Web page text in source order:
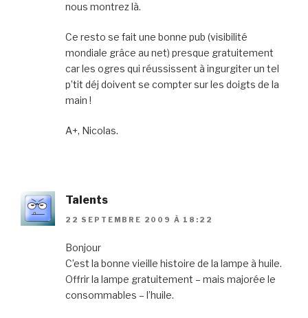
nous montrez là.
Ce resto se fait une bonne pub (visibilité
mondiale grâce au net) presque gratuitement
car les ogres qui réussissent à ingurgiter un tel
p’tit déj doivent se compter sur les doigts de la
main !
A+, Nicolas.
Talents
22 SEPTEMBRE 2009 À 18:22
Bonjour
C’est la bonne vieille histoire de la lampe à huile.
Offrir la lampe gratuitement – mais majorée le
consommables – l’huile.